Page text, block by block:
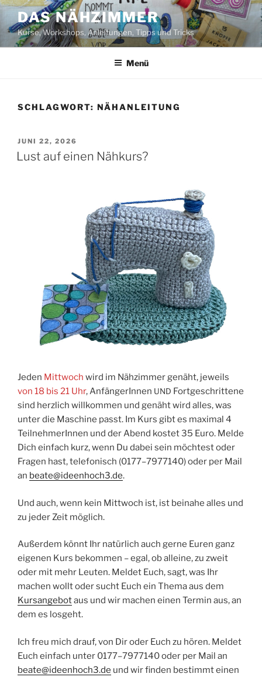
Zum
Inhalt
springen
DAS NÄHZIMMER
Kurse, Workshops, Anleitungen, Tipps und Tricks
Menü
SCHLAGWORT: NÄHANLEITUNG
VERÖFFENTLICHT
AM
JUNI 22, 2026
Lust auf einen Nähkurs?
Jeden Mitt­woch wird im Näh­zim­mer genäht, jeweils
von 18 bis 21 Uhr, Anfän­ge­rIn­nen UND Fort­ge­schrit­te­ne
sind herz­lich will­kom­men und genäht wird alles, was
unter die Maschi­ne passt. Im Kurs gibt es maxi­mal 4
Teil­neh­me­rIn­nen und der Abend kos­tet 35 Euro. Mel­de
Dich ein­fach kurz, wenn Du dabei sein möch­test oder
Fra­gen hast, tele­fo­nisch (0177–7977140) oder per Mail
an beate@ideenhoch3.de.
Und auch, wenn kein Mitt­woch ist, ist bei­na­he alles und
zu jeder Zeit möglich.
Außer­dem könnt Ihr natür­lich auch ger­ne Euren ganz
eige­nen Kurs bekom­men – egal, ob allei­ne, zu zweit
oder mit mehr Leu­ten. Mel­det Euch, sagt, was Ihr
machen wollt oder sucht Euch ein The­ma aus dem
Kurs­an­ge­botaus und wir machen einen Ter­min aus, an
dem es losgeht.
Ich freu mich drauf, von Dir oder Euch zu hören. Mel­det
Euch ein­fach unter 0177–7977140 oder per Mail an
beate@ideenhoch3.de und wir fin­den bestimmt einen